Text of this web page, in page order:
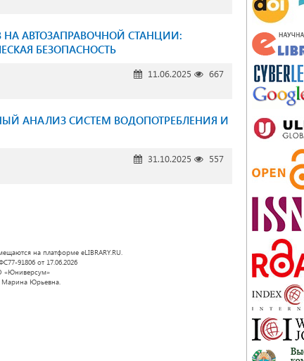
НА АВТОЗАПРАВОЧНОЙ СТАНЦИИ:
БЕЗОПАСНОСТЬ
11.06.2025
667
АНАЛИЗ СИСТЕМ ВОДОПОТРЕБЛЕНИЯ И
31.10.2025
557
на платформе eLIBRARY.RU.
91806 от 17.06.2026
«Юниверсум»
Марина Юрьевна.